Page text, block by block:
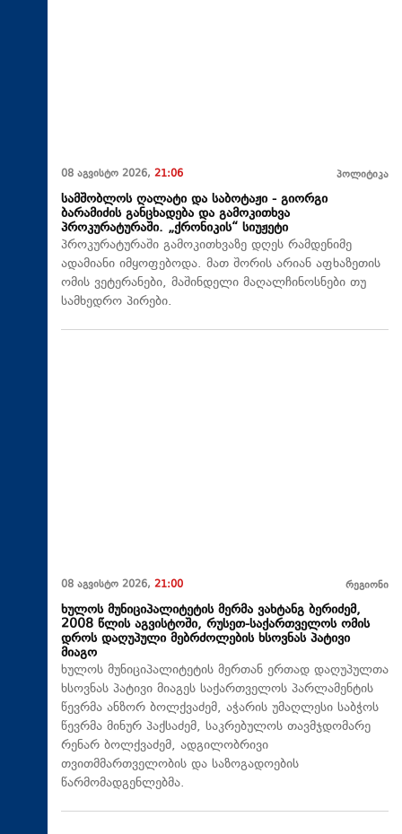
08 აგვისტო 2026, 21:06 პოლიტიკა
სამშობლოს ღალატი და საბოტაჟი - გიორგი
ბარამიძის განცხადება და გამოკითხვა
პროკურატურაში. „ქრონიკის“ სიუჟეტი
პროკურატურაში გამოკითხვაზე დღეს რამდენიმე
ადამიანი იმყოფებოდა. მათ შორის არიან აფხაზეთის
ომის ვეტერანები, მაშინდელი მაღალჩინოსნები თუ
სამხედრო პირები.
08 აგვისტო 2026, 21:00 რეგიონი
ხულოს მუნიციპალიტეტის მერმა ვახტანგ ბერიძემ,
2008 წლის აგვისტოში, რუსეთ-საქართველოს ომის
დროს დაღუპული მებრძოლების ხსოვნას პატივი
მიაგო
ხულოს მუნიციპალიტეტის მერთან ერთად დაღუპულთა
ხსოვნას პატივი მიაგეს საქართველოს პარლამენტის
წევრმა ანზორ ბოლქვაძემ, აჭარის უმაღლესი საბჭოს
წევრმა მინურ პაქსაძემ, საკრებულოს თავმჯდომარე
რენარ ბოლქვაძემ, ადგილობრივი
თვითმმართველობის და საზოგადოების
წარმომადგენლებმა.